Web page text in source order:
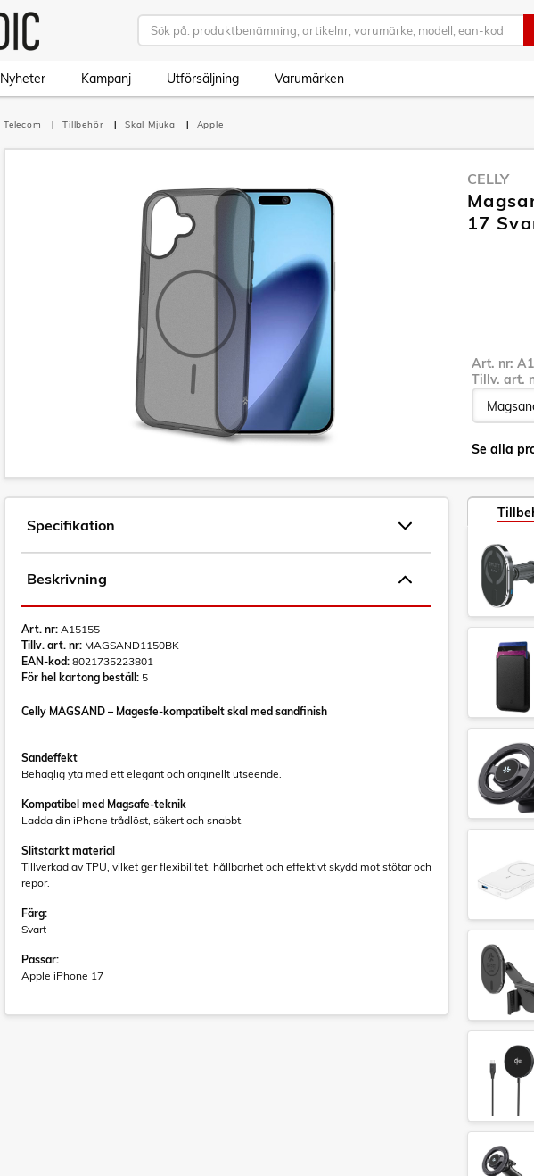
Nyheter Kampanj Utförsäljning Varumärken
Telecom Tillbehör Skal Mjuka Apple
CELLY
17
Art. nr:
Tillv. art.
Se alla
Specifikation
Beskrivning
Art. nr: A15155
Tillv. art. nr: MAGSAND1150BK
EAN-kod: 8021735223801
För hel kartong beställ: 5
Celly MAGSAND – Magesfe-kompatibelt skal med sandfinish
Sandeffekt
Behaglig yta med ett elegant och originellt utseende.
Kompatibel med Magsafe-teknik
Ladda din iPhone trådlöst, säkert och snabbt.
Slitstarkt material
Tillverkad av TPU, vilket ger flexibilitet, hållbarhet och effektivt skydd mot stötar och
repor.
Färg:
Svart
Passar:
Apple iPhone 17